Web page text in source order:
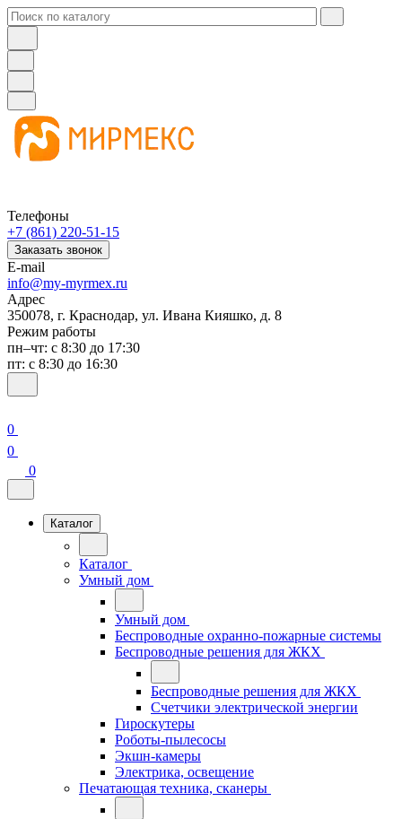
Телефоны
+7 (861) 220-51-15
Заказать звонок
E-mail
info@my-myrmex.ru
Адрес
350078, г. Краснодар, ул. Ивана Кияшко, д. 8
Режим работы
пн–чт: с 8:30 до 17:30
пт: с 8:30 до 16:30
0
0
0
Каталог
Каталог
Умный дом
Умный дом
Беспроводные охранно-пожарные системы
Беспроводные решения для ЖКХ
Беспроводные решения для ЖКХ
Счетчики электрической энергии
Гироскутеры
Роботы-пылесосы
Экшн-камеры
Электрика, освещение
Печатающая техника, сканеры